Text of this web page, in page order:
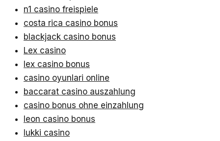
n1 casino freispiele
costa rica casino bonus
blackjack casino bonus
Lex casino
lex casino bonus
casino oyunlari online
baccarat casino auszahlung
casino bonus ohne einzahlung
leon casino bonus
lukki casino